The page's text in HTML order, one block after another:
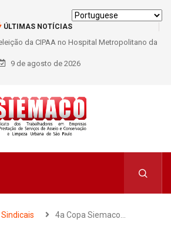
ÚLTIMAS NOTÍCIAS
da CIPAA no Hospital Metropolitano da
participação dos trabalhadores
9 de agosto de 2026
4a Copa Siemaco…